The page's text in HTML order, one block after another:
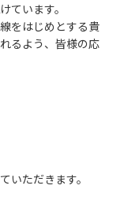
ています。
をはじめとする貴
るよう、皆様の応
いただきます。